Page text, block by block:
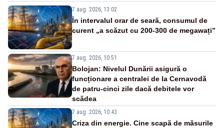
7 aug. 2026, 13:02
În intervalul orar de seară, consumul de
curent „a scăzut cu 200-300 de megawați”
7 aug. 2026, 10:51
Bolojan: Nivelul Dunării asigură o
funcționare a centralei de la Cernavodă
de patru-cinci zile dacă debitele vor
scădea
7 aug. 2026, 10:43
Criza din energie. Cine scapă de măsurile